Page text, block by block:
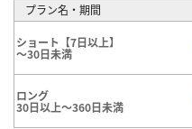
プラン名・期間
ショート【7日以上】
～30日未満
ロング
30日以上～360日未満